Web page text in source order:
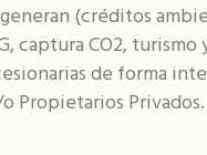
(créditos
captura CO2, turismo
de forma
Propietarios Privados.